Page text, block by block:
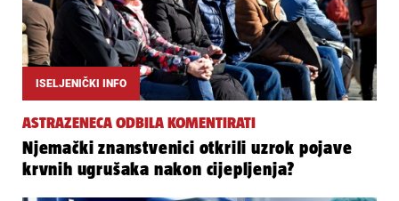
ISELJENIČKI INFO
ASTRAZENECA ODBILA KOMENTIRATI
Njemački znanstvenici otkrili uzrok pojave
krvnih ugrušaka nakon cijepljenja?